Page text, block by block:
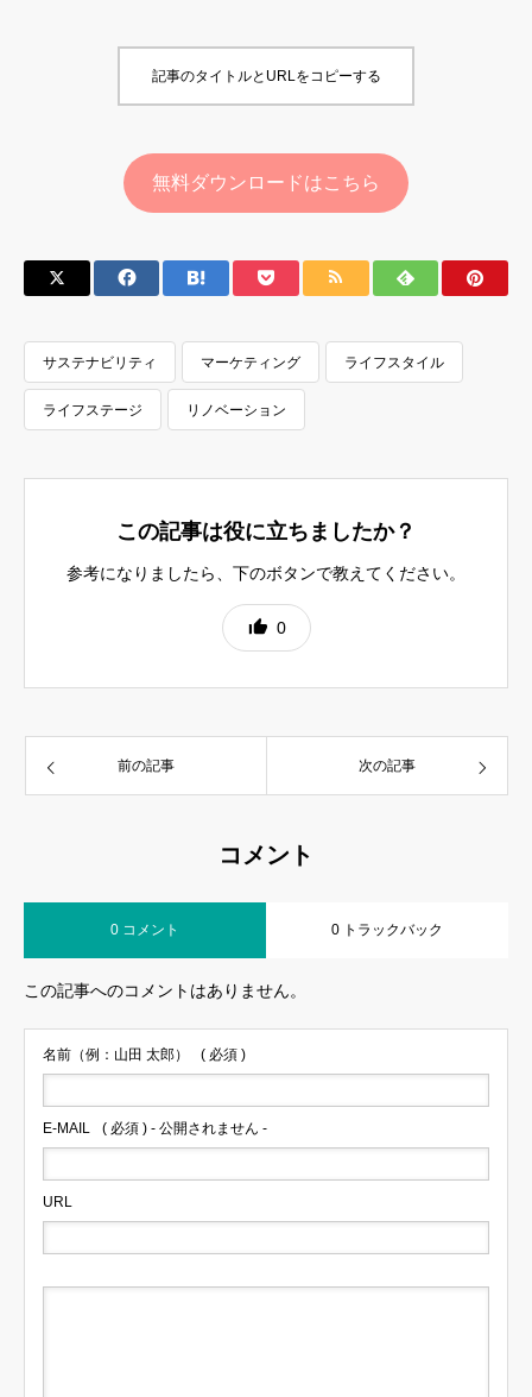
記事のタイトルとURLをコピーする
無料ダウンロードはこちら
サステナビリティ マーケティング ライフスタイル
ライフステージ リノベーション
この記事は役に立ちましたか？
参考になりましたら、下のボタンで教えてください。
0
前の記事 次の記事
コメント
0 コメント 0 トラックバック
この記事へのコメントはありません。
名前（例：山田 太郎） ( 必須 )
E-MAIL ( 必須 ) - 公開されません -
URL